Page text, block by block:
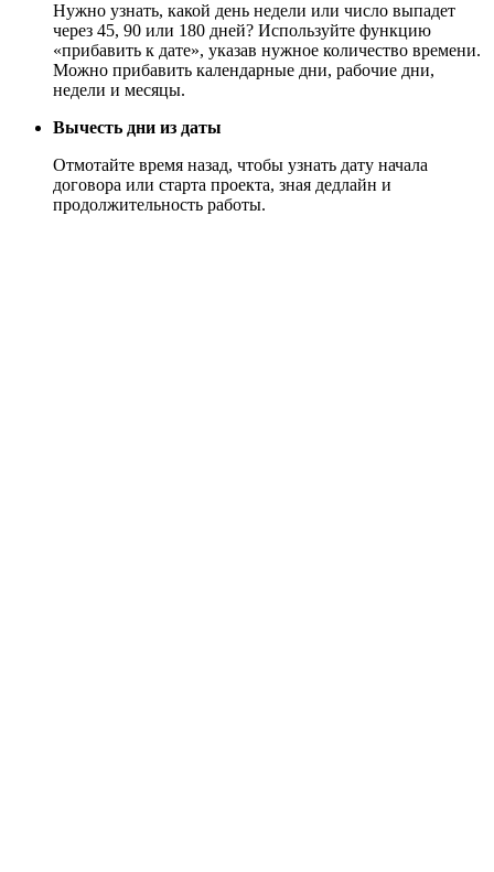
Нужно узнать, какой день недели или число выпадет
через 45, 90 или 180 дней? Используйте функцию
«прибавить к дате», указав нужное количество времени.
Можно прибавить календарные дни, рабочие дни,
недели и месяцы.
Вычесть дни из даты
Отмотайте время назад, чтобы узнать дату начала
договора или старта проекта, зная дедлайн и
продолжительность работы.